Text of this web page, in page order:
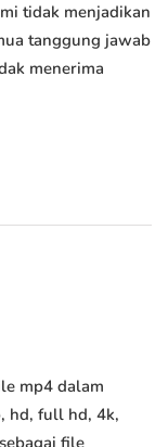
tidak menjadikan
tanggung jawab
menerima
mp4 dalam
hd, full hd, 4k,